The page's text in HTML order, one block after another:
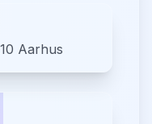
Aarhus